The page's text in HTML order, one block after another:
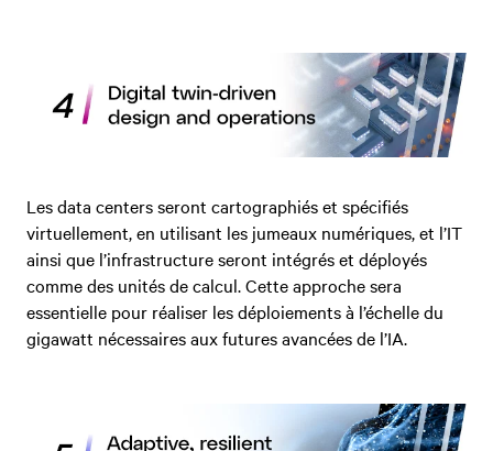
Les data centers seront cartographiés et spécifiés
virtuellement, en utilisant les jumeaux numériques, et l’IT
ainsi que l’infrastructure seront intégrés et déployés
comme des unités de calcul. Cette approche sera
essentielle pour réaliser les déploiements à l’échelle du
gigawatt nécessaires aux futures avancées de l’IA.